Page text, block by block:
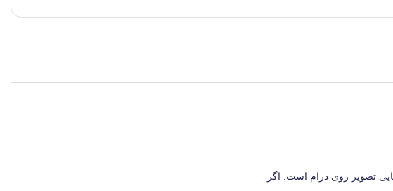
تصویر روی درام است. اگر